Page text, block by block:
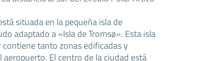
situada en la pequeña isla de
adaptado a «Isla de Tromsø». Esta isla
tanto zonas edificadas y
aeropuerto. El centro de la ciudad está